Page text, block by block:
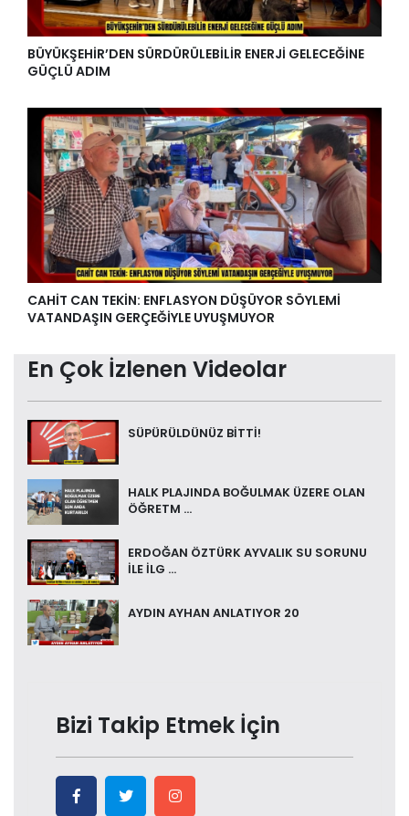
BÜYÜKŞEHİR’DEN SÜRDÜRÜLEBİLİR ENERJİ GELECEĞİNE
GÜÇLÜ ADIM
CAHİT CAN TEKİN: ENFLASYON DÜŞÜYOR SÖYLEMİ
VATANDAŞIN GERÇEĞİYLE UYUŞMUYOR
En Çok İzlenen Videolar
SÜPÜRÜLDÜNÜZ BİTTİ!
HALK PLAJINDA BOĞULMAK ÜZERE OLAN
ÖĞRETM ...
ERDOĞAN ÖZTÜRK AYVALIK SU SORUNU
İLE İLG ...
AYDIN AYHAN ANLATIYOR 20
Bizi Takip Etmek İçin